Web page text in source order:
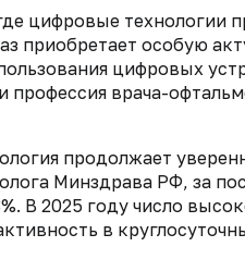
цифровые технологии
приобретает особую
цифровых
профессия врача-
продолжает
Минздрава РФ, за
В 2025 году число
в